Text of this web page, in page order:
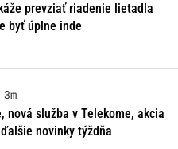
prevziať riadenie lietadla
byť úplne inde
3m
nová služba v Telekome, akcia
novinky týždňa